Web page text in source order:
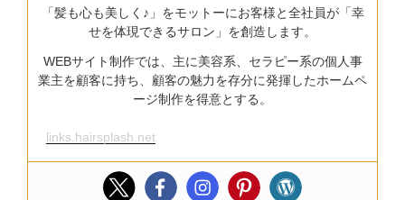
「髪も心も美しく♪」をモットーにお客様と全社員が「幸
せを体現できるサロン」を創造します。
WEBサイト制作では、主に美容系、セラピー系の個人事
業主を顧客に持ち、顧客の魅力を存分に発揮したホームペ
ージ制作を得意とする。
links.hairsplash.net